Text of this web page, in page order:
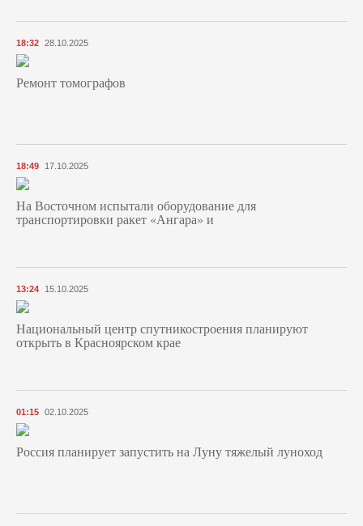
18:32 28.10.2025
Ремонт томографов
18:49 17.10.2025
На Восточном испытали оборудование для
транспортировки ракет «Ангара» и
13:24 15.10.2025
Национальный центр спутникостроения планируют
открыть в Красноярском крае
01:15 02.10.2025
Россия планирует запустить на Луну тяжелый луноход